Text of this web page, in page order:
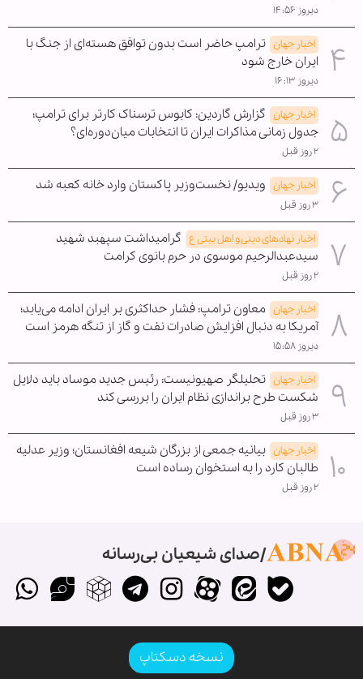
دیروز ۱۴:۵۶
اخبار جهان ترامپ حاضر است بدون توافق هسته‌ای از جنگ با
ایران خارج شود
دیروز ۱۶:۱۳
اخبار جهان گزارش گاردین: کابوس ترسناک کارتر برای ترامپ؛
جدول زمانی مذاکرات ایران تا انتخابات میان‌دوره‌ای؟
۲ روز قبل
اخبار جهان ویدیو/ نخست‌وزیر پاکستان وارد خانه کعبه شد
۳ روز قبل
اخبار نهادهای دینی و اهل بیتی ع گرامیداشت سپهبد شهید
سیدعبدالرحیم موسوی در حرم بانوی کرامت
۲ روز قبل
اخبار جهان معاون ترامپ: فشار حداکثری بر ایران ادامه می‌یابد؛
آمریکا به دنبال افزایش صادرات نفت و گاز از تنگه هرمز است
دیروز ۱۵:۵۸
اخبار جهان تحلیلگر صهیونیست: رئیس جدید موساد باید دلایل
شکست طرح براندازی نظام ایران را بررسی کند
۳ روز قبل
اخبار جهان بیانیه جمعی از بزرگان شیعه افغانستان؛ وزیر عدلیه
طالبان کارد را به استخوان رساده است
۲ روز قبل
صدای شیعیان بی‌رسانه
نسخه دسکتاپ